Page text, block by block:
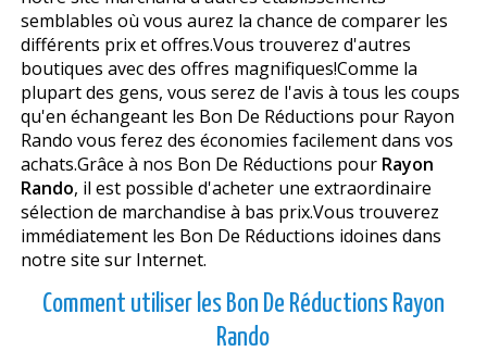
semblables où vous aurez la chance de comparer les
différents prix et offres.Vous trouverez d'autres
boutiques avec des offres magnifiques!Comme la
plupart des gens, vous serez de l'avis à tous les coups
qu'en échangeant les Bon De Réductions pour Rayon
Rando vous ferez des économies facilement dans vos
achats.Grâce à nos Bon De Réductions pour Rayon
Rando, il est possible d'acheter une extraordinaire
sélection de marchandise à bas prix.Vous trouverez
immédiatement les Bon De Réductions idoines dans
notre site sur Internet.
Comment utiliser les Bon De Réductions Rayon
Rando